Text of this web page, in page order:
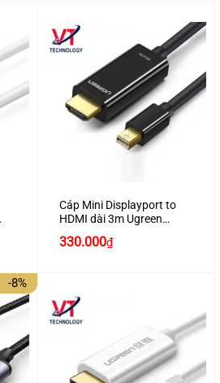
Cáp Mini Displayport to
HDMI dài 3m Ugreen
330.000₫
-8%